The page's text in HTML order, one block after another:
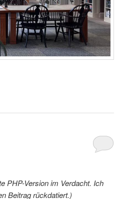
PHP-Version im Verdacht. Ich
Beitrag rückdatiert.)